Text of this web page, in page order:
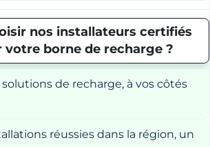
nos installateurs certifiés
votre borne de recharge ?
de recharge, à vos côtés
réussies dans la région, un